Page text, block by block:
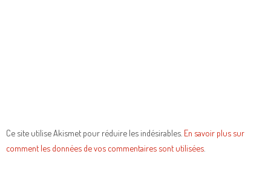
Ce site utilise Akismet pour réduire les indésirables. En savoir plus sur
comment les données de vos commentaires sont utilisées